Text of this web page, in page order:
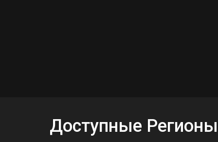
Доступные Регионы